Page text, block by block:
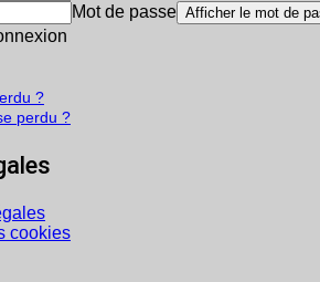
Mot de passe Afficher le mot de
?
perdu ?
cookies